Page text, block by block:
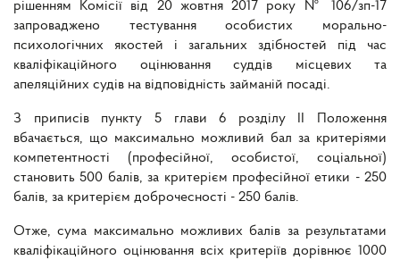
рішенням Комісії від 20 жовтня 2017 року № 106/зп-17
запроваджено тестування особистих морально-
психологічних якостей і загальних здібностей під час
кваліфікаційного оцінювання суддів місцевих та
апеляційних судів на відповідність займаній посаді.
З приписів пункту 5 глави 6 розділу II Положення
вбачається, що максимально можливий бал за критеріями
компетентності (професійної, особистої, соціальної)
становить 500 балів, за критерієм професійної етики - 250
балів, за критерієм доброчесності - 250 балів.
Отже, сума максимально можливих балів за результатами
кваліфікаційного оцінювання всіх критеріїв дорівнює 1000